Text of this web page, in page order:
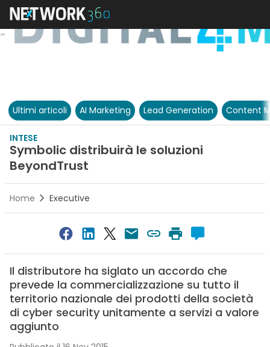
Ultimi articoli AI Marketing Lead Generation Content
INTESE
Symbolic distribuirà le soluzioni
BeyondTrust
Home Executive
Il distributore ha siglato un accordo che
prevede la commercializzazione su tutto il
territorio nazionale dei prodotti della società
di cyber security unitamente a servizi a valore
aggiunto